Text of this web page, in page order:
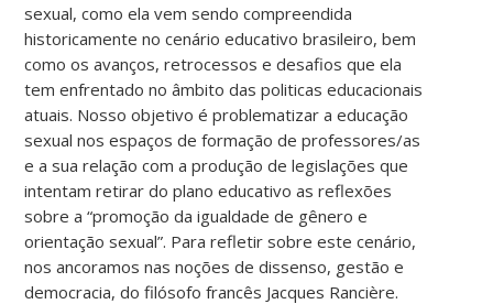
sexual, como ela vem sendo compreendida
historicamente no cenário educativo brasileiro, bem
como os avanços, retrocessos e desafios que ela
tem enfrentado no âmbito das politicas educacionais
atuais. Nosso objetivo é problematizar a educação
sexual nos espaços de formação de professores/as
e a sua relação com a produção de legislações que
intentam retirar do plano educativo as reflexões
sobre a “promoção da igualdade de gênero e
orientação sexual”. Para refletir sobre este cenário,
nos ancoramos nas noções de dissenso, gestão e
democracia, do filósofo francês Jacques Rancière.